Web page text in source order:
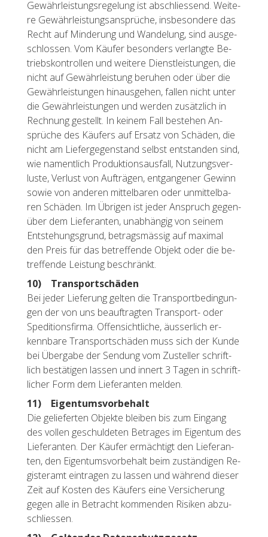
Ge­währ­leis­tungs­re­ge­lung ist ab­schlies­send. Wei­te­
re Ge­währ­leis­tungs­an­sprü­che, ins­be­son­de­re das
Recht auf Min­de­rung und Wan­de­lung, sind aus­ge­
schlos­sen. Vom Käu­fer be­son­ders ver­lang­te Be­
triebs­kon­trol­len und wei­te­re Dienst­leis­tun­gen, die
nicht auf Ge­währ­leis­tung be­ru­hen oder über die
Ge­währ­leis­tun­gen hin­aus­ge­hen, fal­len nicht unter
die Ge­währ­leis­tun­gen und wer­den zu­sätz­lich in
Rech­nung ge­stellt. In kei­nem Fall be­stehen An­
sprü­che des Käu­fers auf Er­satz von Schä­den, die
nicht am Lie­fer­ge­gen­stand selbst ent­stan­den sind,
wie na­ment­lich Pro­duk­ti­ons­aus­fall, Nut­zungs­ver­
lus­te, Ver­lust von Auf­trä­gen, ent­gan­ge­ner Ge­winn
sowie von an­de­ren mit­tel­ba­ren oder un­mit­tel­ba­
ren Schä­den. Im Üb­ri­gen ist jeder An­spruch ge­gen­
über dem Lie­fe­ran­ten, un­ab­hän­gig von sei­nem
Ent­ste­hungs­grund, be­trags­mäs­sig auf ma­xi­mal
den Preis für das be­tref­fen­de Ob­jekt oder die be­
tref­fen­de Leis­tung be­schränkt.
10) Trans­port­schä­den
Bei jeder Lie­fe­rung gel­ten die Trans­port­be­din­gun­
gen der von uns be­auf­trag­ten Trans­port- oder
Spe­di­ti­ons­fir­ma. Of­fen­sicht­li­che, äus­ser­lich er­
kenn­ba­re Trans­port­schä­den muss sich der Kunde
bei Über­ga­be der Sen­dung vom Zu­stel­ler schrift­
lich be­stä­ti­gen las­sen und in­nert 3 Tagen in schrift­
li­cher Form dem Lie­fe­ran­ten mel­den.
11) Ei­gen­tums­vor­be­halt
Die ge­lie­fer­ten Ob­jek­te blei­ben bis zum Ein­gang
des vol­len ge­schul­de­ten Be­tra­ges im Ei­gen­tum des
Lie­fe­ran­ten. Der Käu­fer er­mäch­tigt den Lie­fe­ran­
ten, den Ei­gen­tums­vor­be­halt beim zu­stän­di­gen Re­
gis­ter­amt ein­tra­gen zu las­sen und wäh­rend die­ser
Zeit auf Kos­ten des Käu­fers eine Ver­si­che­rung
gegen alle in Be­tracht kom­men­den Ri­si­ken ab­zu­
schlies­sen.